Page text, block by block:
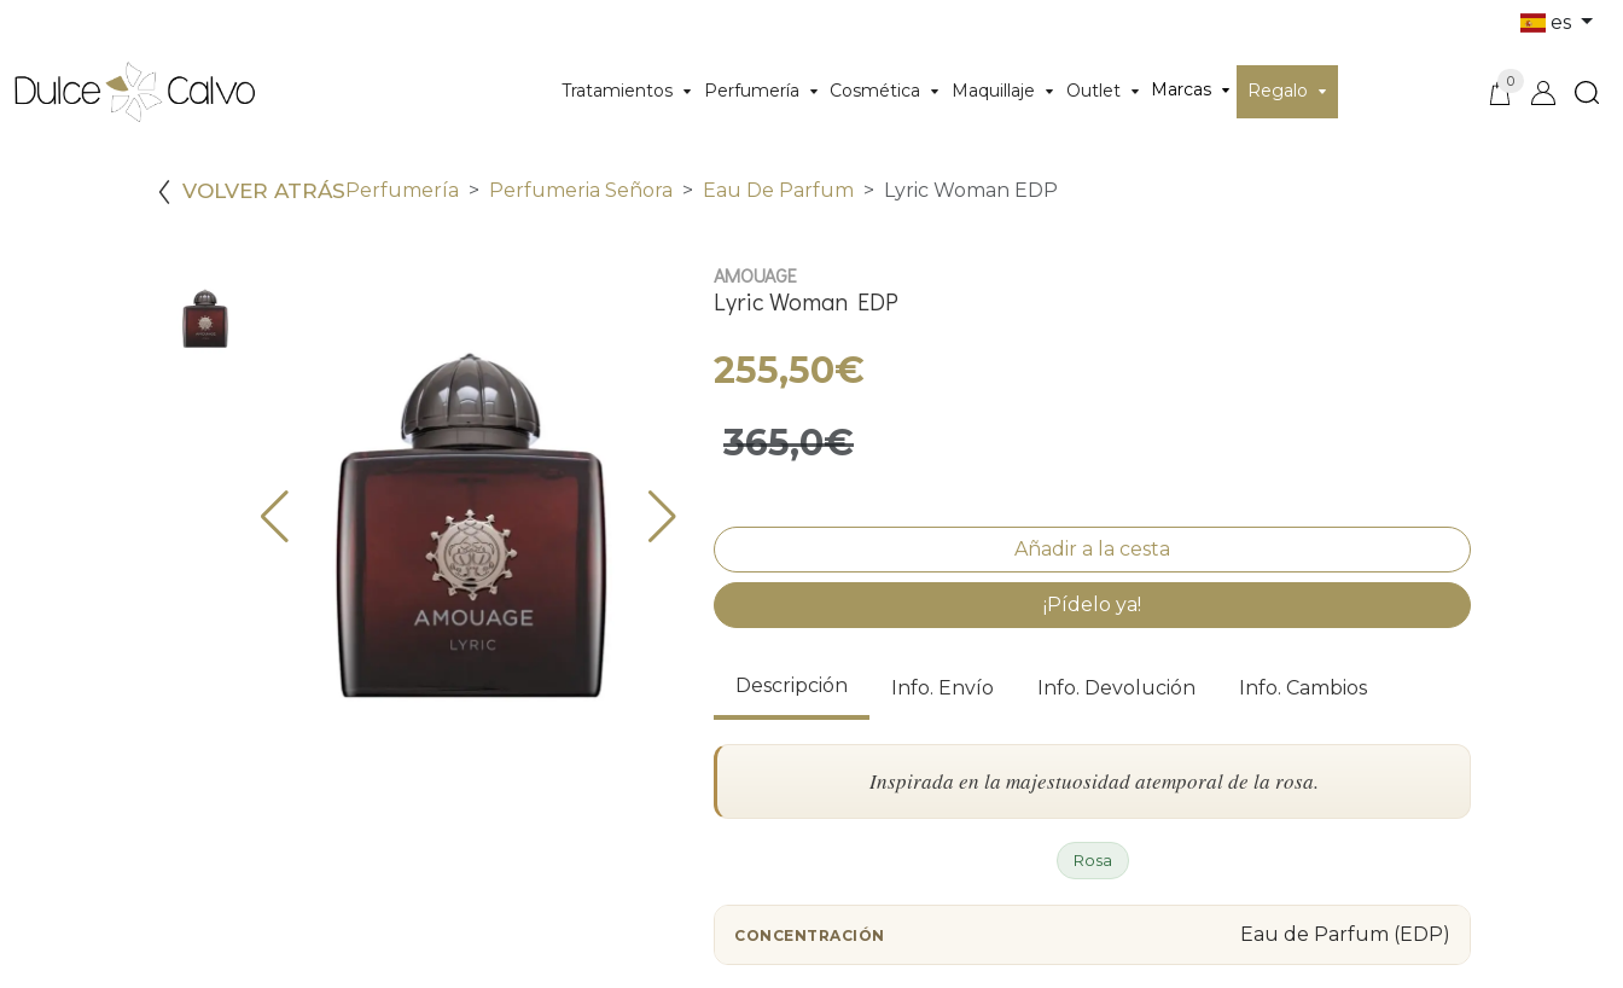
es
Tratamientos Perfumería Cosmética Maquillaje Outlet Marcas Regalo 0
VOLVER ATRÁSPerfumería Perfumeria Señora Eau De Parfum Lyric Woman EDP
AMOUAGE
Lyric Woman EDP
255,50€
365,0€
¡Pídelo ya!
Descripción Info. Envío Info. Devolución Info. Cambios
Inspirada en la majestuosidad atemporal de la rosa.
Rosa
CONCENTRACIÓN Eau de Parfum (EDP)